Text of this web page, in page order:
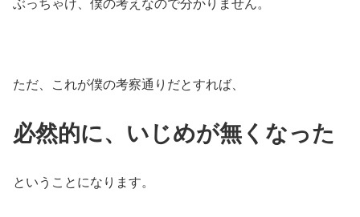
ぶっちゃけ、僕の考えなので分かりません。
ただ、これが僕の考察通りだとすれば、
必然的に、いじめが無くなった
ということになります。